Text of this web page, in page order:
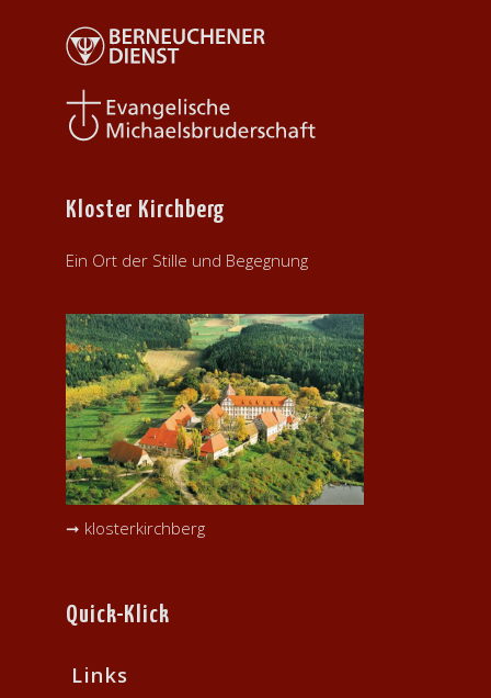
Kloster Kirchberg
Ein Ort der Stille und Begegnung
➞ klosterkirchberg
Quick-Klick
Links